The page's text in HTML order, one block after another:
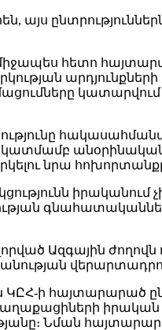
այս
հետո
անօրինական
նրա
իրականում
Ազգային ժողովն
ԿԸՀ-ի հայտարարած
իրական
Նման